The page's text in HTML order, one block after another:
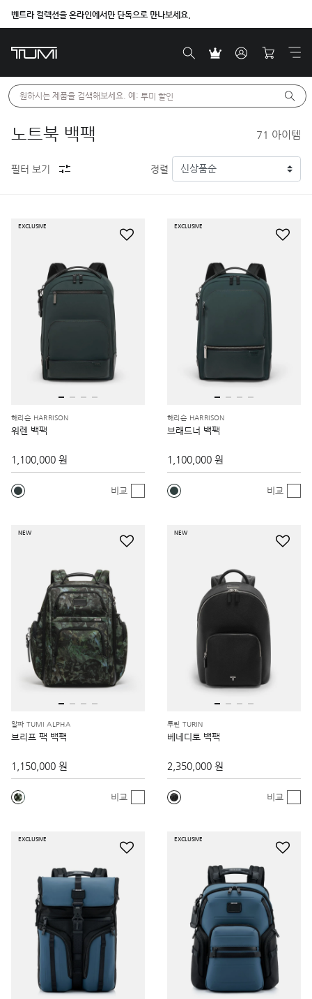
벤트라 컬렉션을 온라인에서만 단독으로 만나보세요.
원하시는 제품을 검색해보세요. 예: 투미 할인
노트북 백팩 71 아이템
필터 보기 정렬
EXCLUSIVE
해리슨 HARRISON
워렌 백팩
1,100,000 원
비교
EXCLUSIVE
해리슨 HARRISON
브래드너 백팩
1,100,000 원
비교
NEW
알파 TUMI ALPHA
브리프 팩 백팩
1,150,000 원
비교
NEW
투린 TURIN
베네디토 백팩
2,350,000 원
비교
EXCLUSIVE EXCLUSIVE